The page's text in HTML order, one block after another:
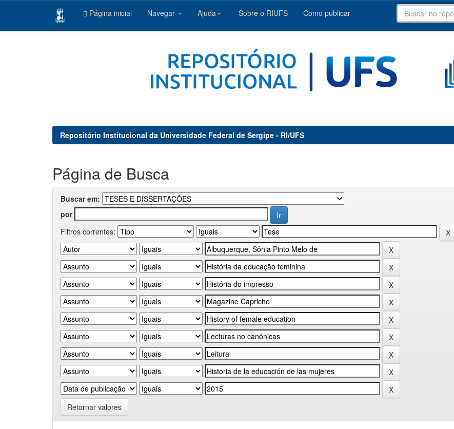
Página inicial Navegar Ajuda Sobre o RIUFS Como publicar
Repositório Institucional da Universidade Federal de Sergipe - RI/UFS
Página de Busca
Buscar em:
por
Filtros correntes:
Retornar valores